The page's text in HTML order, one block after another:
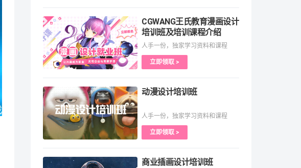
CGWANG王氏教育漫画设计
培训班及培训课程介绍
人手一份，独家学习资料和课程
立即领取 >
动漫设计培训班
人手一份，独家学习资料和课程
立即领取 >
商业插画设计培训班